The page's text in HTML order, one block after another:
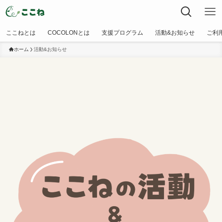
ここねとは COCOLONとは 支援プログラム 活動&お知らせ ご利
ホーム 活動&お知らせ